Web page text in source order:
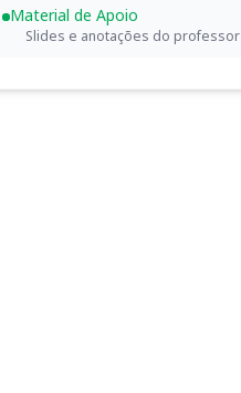
Material de Apoio
Slides e anotações do professor